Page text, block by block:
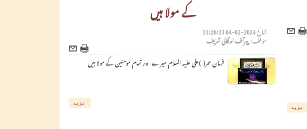
مزید
کے مولا ہیں
شائع2024-02-04 11:26:11
مؤلف:پیرآف اوگالی شریف
فرمان عمر( )علی علیہ السلام میرے اور تمام مومنین کے مولا ہیں
مزید